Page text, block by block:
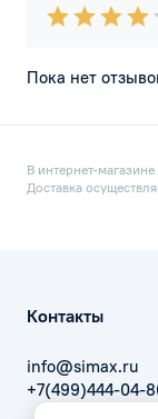
Пока нет
В интернет-
Доставка
Контакты
info@simax.ru
+7(499)444-04-